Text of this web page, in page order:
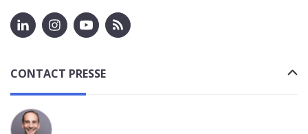
CONTACT PRESSE